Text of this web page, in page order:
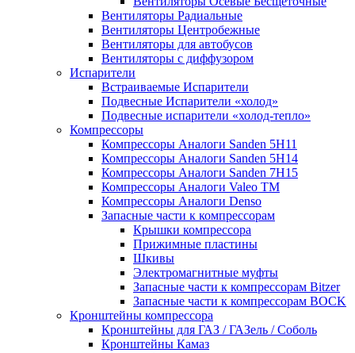
Вентиляторы Радиальные
Вентиляторы Центробежные
Вентиляторы для автобусов
Вентиляторы с диффузором
Испарители
Встраиваемые Испарители
Подвесные Испарители «холод»
Подвесные испарители «холод-тепло»
Компрессоры
Компрессоры Аналоги Sanden 5H11
Компрессоры Аналоги Sanden 5H14
Компрессоры Аналоги Sanden 7H15
Компрессоры Аналоги Valeo ТМ
Компрессоры Аналоги Denso
Запасные части к компрессорам
Крышки компрессора
Прижимные пластины
Шкивы
Электромагнитные муфты
Запасные части к компрессорам Bitzer
Запасные части к компрессорам BOCK
Кронштейны компрессора
Кронштейны для ГАЗ / ГАЗель / Соболь
Кронштейны Камаз